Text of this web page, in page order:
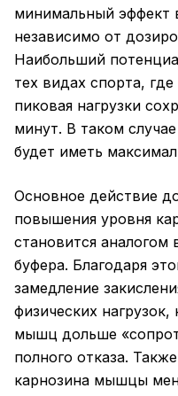
минимальный эффект
независимо от
Наибольший
тех видах спорта,
пиковая нагрузки
минут. В таком
будет иметь
Основное действие
повышения уровня
становится аналогом
буфера. Благодаря
замедление
физических
мышц дольше
полного отказа.
карнозина мышцы